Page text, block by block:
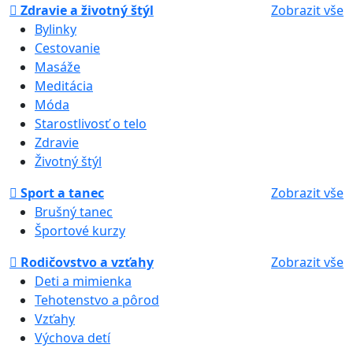
Zdravie a životný štýl
Zobrazit vše
Bylinky
Cestovanie
Masáže
Meditácia
Móda
Starostlivosť o telo
Zdravie
Životný štýl
Sport a tanec
Zobrazit vše
Brušný tanec
Športové kurzy
Rodičovstvo a vzťahy
Zobrazit vše
Deti a mimienka
Tehotenstvo a pôrod
Vzťahy
Výchova detí